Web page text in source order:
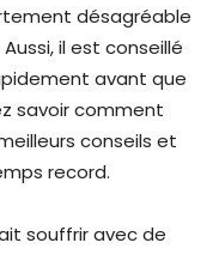
désagréable
il est conseillé
avant que
savoir comment
conseils et
record.
souffrir avec de